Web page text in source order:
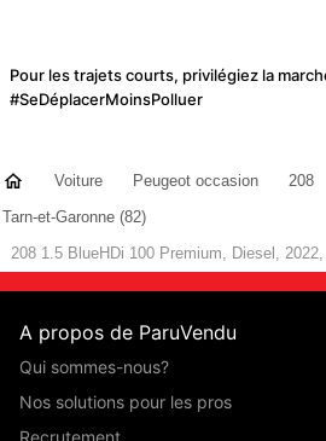
Pour les trajets courts, privilégiez la
#SeDéplacerMoinsPolluer
Voiture Peugeot occasion 208
Tarn-et-Garonne (82)
208 1.5 BlueHDi 100 Premium, Diesel,
A propos de ParuVendu
Qui sommes-nous?
Nos solutions pour les pros
Recrutement